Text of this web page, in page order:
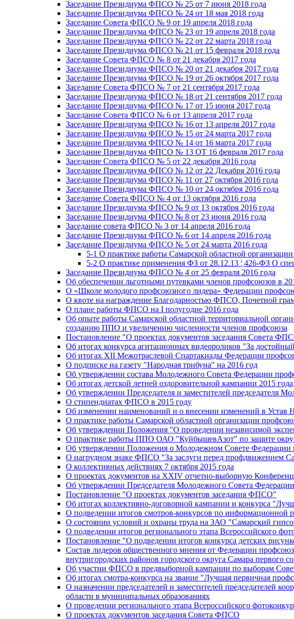
Заседание Президиума ФПСО № 25 от 7 июня 2018 года
Заседание Президиума ФПСО № 24 от 18 мая 2018 года
Заседание Совета ФПСО № 9 от 19 апреля 2018 года
Заседание Президиума ФПСО № 23 от 19 апреля 2018 года
Заседание Президиума ФПСО № 22 от 22 марта 2018 года
Заседание Президиума ФПСО № 21 от 15 февраля 2018 года
Заседание Совета ФПСО № 8 от 21 декабря 2017 года
Заседание Президиума ФПСО № 20 от 21 декабря 2017 года
Заседание Президиума ФПСО № 19 от 26 октября 2017 года
Заседание Совета ФПСО № 7 от 21 сентября 2017 года
Заседание Президиума ФПСО № 18 от 21 сентября 2017 года
Заседание Президиума ФПСО № 17 от 15 июня 2017 года
Заседание Совета ФПСО № 6 от 13 апреля 2017 года
Заседание Президиума ФПСО № 16 от 13 апреля 2017 года
Заседание Президиума ФПСО № 15 от 24 марта 2017 года
Заседание Президиума ФПСО № 14 от 16 марта 2017 года
Заседание Президиума ФПСО № 13 ОТ 16 февраля 2017 года
Заседание Совета ФПСО № 5 от 22 декабря 2016 года
Заседание Президиума ФПСО № 12 от 22 Декабря 2016 года
Заседание Президиума ФПСО № 11 от 27 октября 2016 года
Заседание Президиума ФПСО № 10 от 24 октября 2016 года
Заседание Совета ФПСО № 4 от 13 октября 2016 года
Заседание Президиума ФПСО № 9 от 13 октября 2016 года
Заседание Президиума ФПСО № 8 от 23 июня 2016 года
Заседание совета ФПСО № 3 от 14 апреля 2016 года
Заседание Президиума ФПСО № 6 от 14 апреля 2016 года
Заседание Президиума ФПСО № 5 от 24 марта 2016 года
5-1 О практике работы Самарской областной
5-2 О практике применения ФЗ от 28.12.13 ¦ 426-ФЗ О
Заседание Президиума ФПСО № 4 от 25 февраля 2016 года
Об обеспечении льготными путевками членов профсоюзов в
О «Школе молодого профсоюзного лидера» Федерации
О квоте на награждение Благодарностью ФПСО, Почетной
О плане работы ФПСО на I полугодие 2016 года
Об опыте работы Самарской областной территориальной
созданию ППО и увеличению численности членов профсоюза
Постановление "О проектах документов заседания Совета
Об итогах конкурса агитационных видеороликов "За
Об итогах XII Межотраслевой Спартакиады Федерации
О подписке на газету "Народная трибуна" на 2016 год
Об утверждении состава Молодежного Совета Федерации
Об итогах детской летней оздоровительной кампании 2015
Об утверждении Председателя и заместителей председателя
О стипендиатах ФПСО в 2015 году
Об изменении наименований и о внесении изменений в Устав
О практике работы Самарской областной организации
Об утверждении Положения "О проведении независимой
О практике работы ППО ОАО "КуйбышевАзот" по защите
Об утверждении Положения о Молодежном Совете Федерации
О нагрудном знаке ФПСО "За заслуги перед профдвижением
О коллективных действиях 7 октября 2015 года
О проектах документов на XXIV отчетно-выборную
Об утверждении Председателя Молодежного Совета
Постановление "О проектах документов заседания ФПСО"
Об итогах коллективно-договорной кампании и конкурса
О подведении итогов смотров-конкурсов по информационной
О состоянии условий и охраны труда на ЗАО "Самарский
О подведении итогов регионального этапа Всероссийского
Постановление "О подведении итогов конкурса детских
Состав лидеров общественного мнения от Федерации
внутригородских районов городского округа Самара первого
Об участии ФПСО в предвыборной кампании по выборам
Об итогах смотра-конкурса на звание "Лучшая первичная
О назначении председателей и заместителей председателей
области в муниципальных образованиях
О проведении регионального этапа Всероссийского
О проектах документов заседания Совета ФПСО